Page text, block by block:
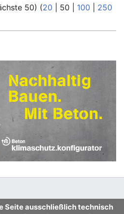
50) (20 50 100
250
Seite ausschließlich technisch